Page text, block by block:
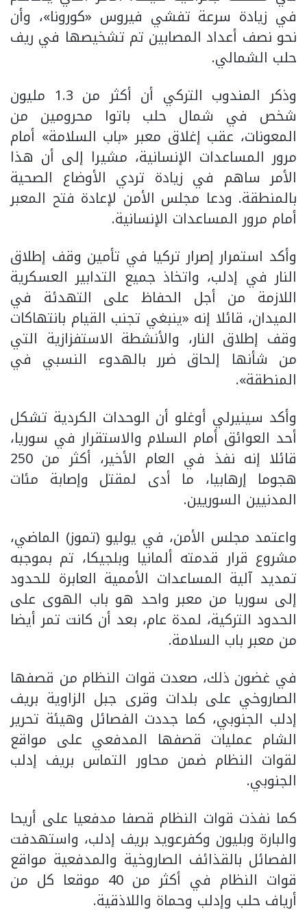
في زيادة سرعة تفشي فيروس «كورونا»، وأن
نحو نصف أعداد المصابين تم تشخيصها في ريف
حلب الشمالي.
وذكر المندوب التركي أن أكثر من 1.3 مليون
شخص في شمال حلب باتوا محرومين من
المعونات، عقب إغلاق معبر «باب السلامة» أمام
مرور المساعدات الإنسانية، مشيرا إلى أن هذا
الأمر ساهم في زيادة تردي الأوضاع الصحية
بالمنطقة. ودعا مجلس الأمن لإعادة فتح المعبر
أمام مرور المساعدات الإنسانية.
وأكد استمرار إصرار تركيا في تأمين وقف إطلاق
النار في إدلب، واتخاذ جميع التدابير العسكرية
اللازمة من أجل الحفاظ على التهدئة في
الميدان، قائلا إنه «ينبغي تجنب القيام بانتهاكات
وقف إطلاق النار، والأنشطة الاستفزازية التي
من شأنها إلحاق ضرر بالهدوء النسبي في
المنطقة».
وأكد سينيرلي أوغلو أن الوحدات الكردية تشكل
أحد العوائق أمام السلام والاستقرار في سوريا،
قائلا إنه نفذ في العام الأخير، أكثر من 250
هجوما إرهابيا، ما أدى لمقتل وإصابة مئات
المدنيين السوريين.
واعتمد مجلس الأمن، في يوليو (تموز) الماضي،
مشروع قرار قدمته ألمانيا وبلجيكا، تم بموجبه
تمديد آلية المساعدات الأممية العابرة للحدود
إلى سوريا من معبر واحد هو باب الهوى على
الحدود التركية، لمدة عام، بعد أن كانت تمر أيضا
من معبر باب السلامة.
في غضون ذلك، صعدت قوات النظام من قصفها
الصاروخي على بلدات وقرى جبل الزاوية بريف
إدلب الجنوبي، كما جددت الفصائل وهيئة تحرير
الشام عمليات قصفها المدفعي على مواقع
لقوات النظام ضمن محاور التماس بريف إدلب
الجنوبي.
كما نفذت قوات النظام قصفا مدفعيا على أريحا
والبارة وبليون وكفرعويد بريف إدلب، واستهدفت
الفصائل بالقذائف الصاروخية والمدفعية مواقع
قوات النظام في أكثر من 40 موقعا كل من
أرياف حلب وإدلب وحماة واللاذقية.